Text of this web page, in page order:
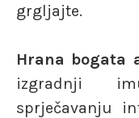
grgljajte.
Hrana bogata
izgradnji
sprječavanju